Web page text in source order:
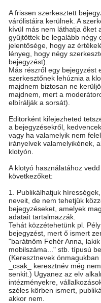
A frissen szerkesztett
várólistáira kerülnek. A
kívül más nem láthatja őket
gyűjtöttek be legalább négy
jelentősége, hogy az
lényeg, hogy négy
bejegyzést).
Más részről egy bejegyzést
szerkesztőnek lehúznia a
majdnem biztosan ne
majdnem, mert a
elbírálják a sorsát).
Editorként kifejezheted
a bejegyzésekről,
vagy ha valamelyik nem
irányelvek valamelyikének,
klotyón.
A klotyó használatához
következőket:
1. Publikálhatjuk
neveit, de nem tehetjük
bejegyzéseket, amelyek
adatait tartalmazzák.
Tehát közzétehetünk pl.
bejegyzést, mert ő ismert
"barátnőm Fehér Anna,
mobilszáma..." stb. típusú
(Keresztnevek
_csak_ keresztnév még
senkit.) Ugyanez az elv
intézményekre,
széles körben ismert,
akkor nem.